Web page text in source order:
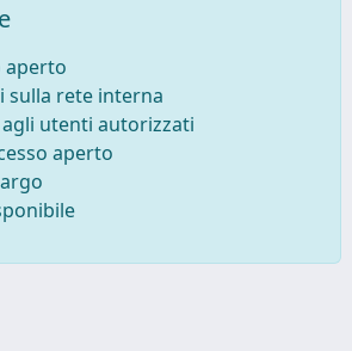
aperto
sulla rete interna
utenti autorizzati
aperto